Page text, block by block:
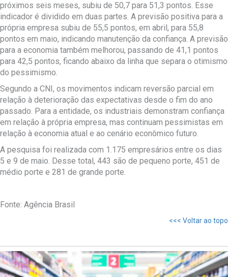
próximos seis meses, subiu de 50,7 para 51,3 pontos. Esse
indicador é dividido em duas partes. A previsão positiva para a
própria empresa subiu de 55,5 pontos, em abril, para 55,8
pontos em maio, indicando manutenção da confiança. A previsão
para a economia também melhorou, passando de 41,1 pontos
para 42,5 pontos, ficando abaixo da linha que separa o otimismo
do pessimismo.
Segundo a CNI, os movimentos indicam reversão parcial em
relação à deterioração das expectativas desde o fim do ano
passado. Para a entidade, os industriais demonstram confiança
em relação à própria empresa, mas continuam pessimistas em
relação à economia atual e ao cenário econômico futuro.
A pesquisa foi realizada com 1.175 empresários entre os dias
5 e 9 de maio. Desse total, 443 são de pequeno porte, 451 de
médio porte e 281 de grande porte.
Fonte: Agência Brasil
<<< Voltar ao topo